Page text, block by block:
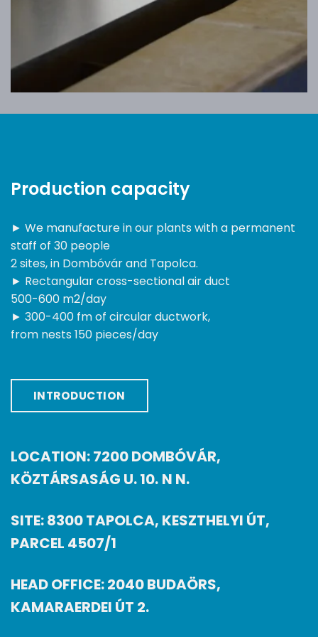
Production capacity
► We manufacture in our plants with a permanent
staff of 30 people
2 sites, in Dombóvár and Tapolca.
► Rectangular cross-sectional air duct
500-600 m2/day
► 300-400 fm of circular ductwork,
from nests 150 pieces/day
INTRODUCTION
LOCATION: 7200 DOMBÓVÁR,
KÖZTÁRSASÁG U. 10. N N.
SITE: 8300 TAPOLCA, KESZTHELYI ÚT,
PARCEL 4507/1
HEAD OFFICE: 2040 BUDAÖRS,
KAMARAERDEI ÚT 2.